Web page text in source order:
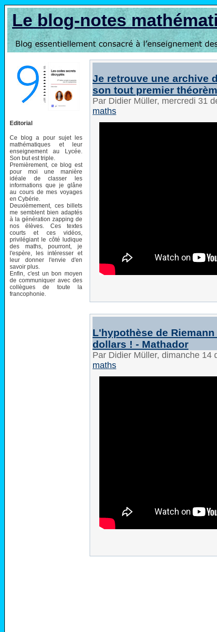
Le blog-notes
Editorial
Ce blog a pour sujet les
mathématiques et leur
enseignement au Lycée.
Son but est triple.
Premièrement, ce blog est
pour moi une manière
idéale de classer les
informations que je glâne
au cours de mes voyages
en Cybérie.
Deuxièmement, ces billets
me semblent bien adaptés
à la génération zapping de
nos élèves. Ces textes
courts et ces vidéos,
privilégiant le côté ludique
des maths, pourront, je
l'espère, les intéresser et
leur donner l'envie d'en
savoir plus.
Enfin, c'est un bon moyen
de communiquer avec des
collègues de toute la
francophonie.
Je retrouve une archive
son tout premier
Par Didier Müller, mercredi 31
maths
L'hypothèse de
dollars ! - Mathador
Par Didier Müller, dimanche
maths